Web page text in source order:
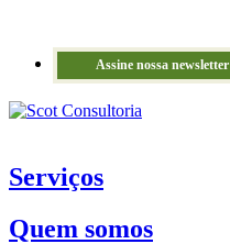
Assine nossa newsletter
Serviços
Quem somos